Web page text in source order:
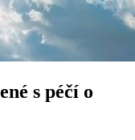
s péčí o